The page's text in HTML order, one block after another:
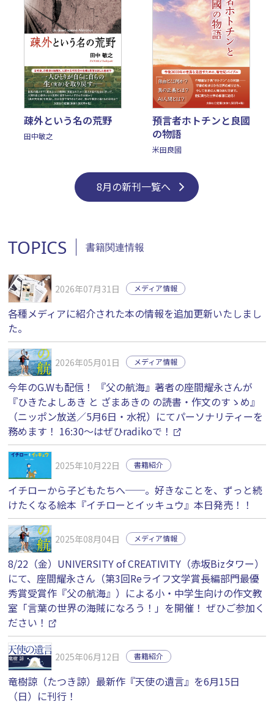
疎外という名の荒野
田中敏之
預言者ホトチンと良國
の物語
米田良國
8月の新刊一覧へ
TOPICS 書籍関連情報
2026年07月31日 メディア情報
各種メディアに紹介された本の情報を追加更新いたしまし
た。
2026年05月01日 メディア情報
今年のG.Wも配信！ 『父の航海』著者の座間耀永さんが
『ひきたよしあき と ざまあきの の読書・作文のすゝめ』
（ニッポン放送／5月6日・水祝）にてパーソナリティーを
務めます！ 16:30〜はぜひradikoで！
2025年10月22日 書籍紹介
イチローから子どもたちへ──。好きなことを、ずっと続
けたくなる絵本『イチローとイッキュウ』本日発売！！
2025年08月04日 メディア情報
8/22（金）UNIVERSITY of CREATIVITY（赤坂Bizタワー）
にて、座間耀永さん（第3回Reライフ文学賞長編部門最優
秀賞受賞作『父の航海』）による小・中学生向けの作文教
室「言葉の世界の海賊になろう！」を開催！ ぜひご参加く
ださい！
2025年06月12日 書籍紹介
竜樹諒（たつき諒）最新作『天使の遺言』を6月15日
（日）に刊行！